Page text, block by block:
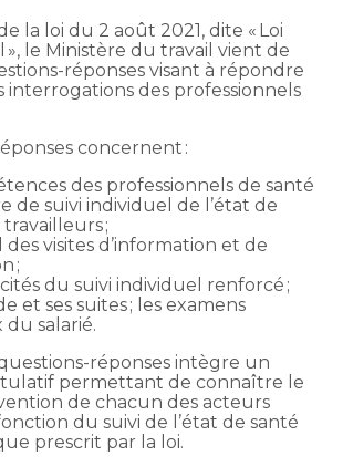
la loi du 2 août 2021, dite « Loi
», le Ministère du travail vient de
réponses visant à répondre
interrogations des professionnels
concernent :
des professionnels de santé
de suivi individuel de l’état de
;
visites d’information et de
;
du suivi individuel renforcé ;
et ses suites ; les examens
du salarié.
réponses intègre un
permettant de connaître le
de chacun des acteurs
du suivi de l’état de santé
prescrit par la loi.